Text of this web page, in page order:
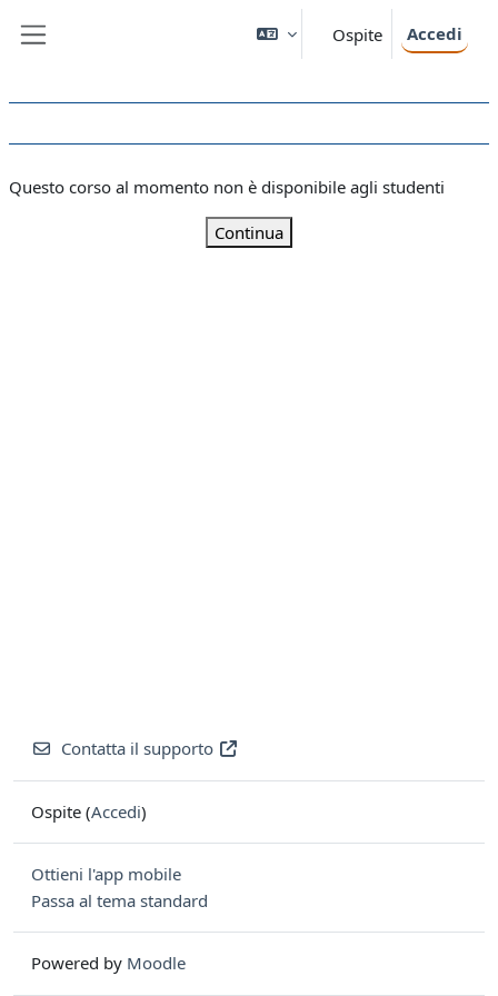
Ospite Accedi
Questo corso al momento non è disponibile agli studenti
Continua
Contatta il supporto
Ospite (Accedi)
Ottieni l'app mobile
Passa al tema standard
Powered by Moodle